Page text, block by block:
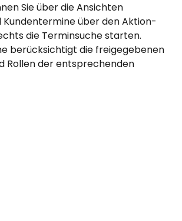
Sie über die Ansichten
Kundentermine über den Aktion-
die Terminsuche starten.
berücksichtigt die freigegebenen
Rollen der entsprechenden